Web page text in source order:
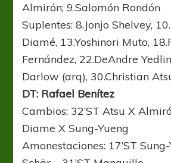
Almirón; 9.Salomón Rondón
Suplentes: 8.Jonjo Shelvey,
Diamé, 13.Yoshinori Muto,
Fernández, 22.DeAndre
Darlow (arq), 30.Christian
DT: Rafael Benítez
Cambios: 32’ST Atsu X
Diame X Sung-Yueng
Amonestaciones: 17’ST Sung-